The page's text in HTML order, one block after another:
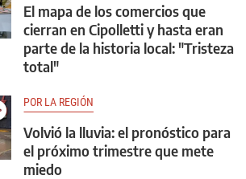
El mapa de los comercios que
cierran en Cipolletti y hasta eran
parte de la historia local: "Tristeza
total"
POR LA REGIÓN
Volvió la lluvia: el pronóstico para
el próximo trimestre que mete
miedo